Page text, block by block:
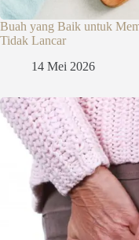
Buah yang Baik untuk
Tidak Lancar
14 Mei 2026